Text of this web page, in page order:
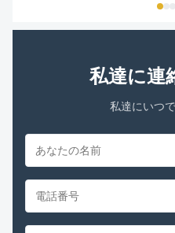
私達に連
私達にいつ